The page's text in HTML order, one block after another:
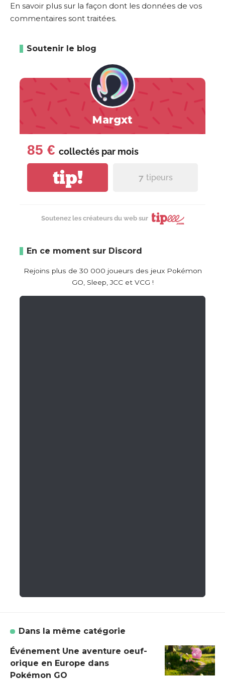
En savoir plus sur la façon dont les données de vos
commentaires sont traitées.
Soutenir le blog
Margxt
85 € collectés par mois
tip! 7 tipeurs
Soutenez les créateurs du web sur
En ce moment sur Discord
Rejoins plus de 30 000 joueurs des jeux Pokémon
GO, Sleep, JCC et VCG !
Dans la même catégorie
Événement Une aventure oeuf-
orique en Europe dans
Pokémon GO